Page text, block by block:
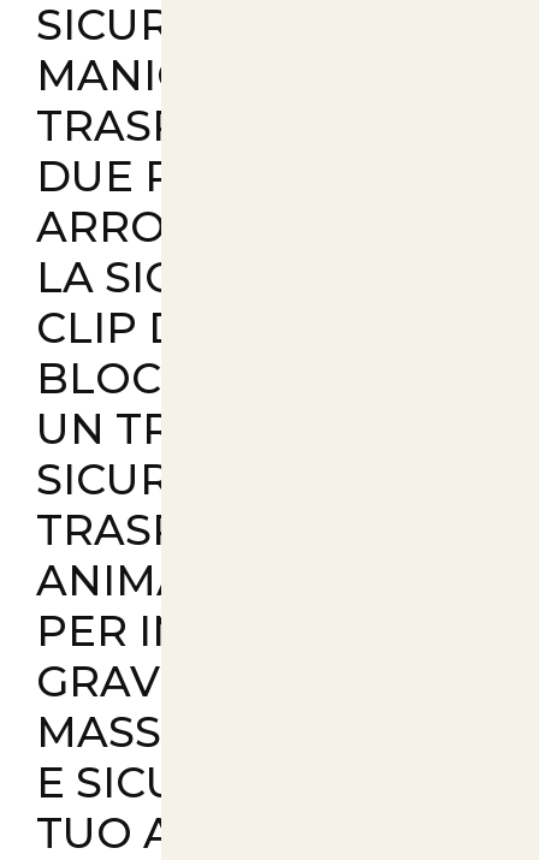
SICURE E UN'UNICA
MANIGLIA PER IL
TRASPORTO. CON
DUE PORTE, ANGOLI
ARROTONDATI PER
LA SICUREZZA E UNA
CLIP DI
BLOCCAGGIO PER
UN TRASPORTO
SICURO, IL NOSTRO
TRASPORTINO PER
ANIMALI DOMESTICI
PER IMPIEGHI
GRAVOSI OFFRE IL
MASSIMO COMFORT
E SICUREZZA PER IL
TUO ANIMALE.